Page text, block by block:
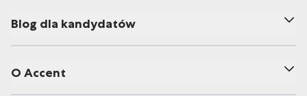
Blog dla kandydatów
O Accent